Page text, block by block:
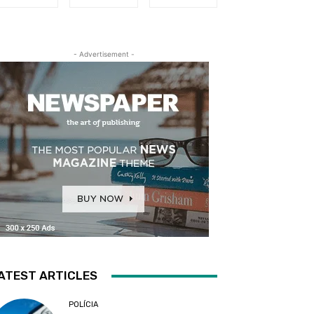
- Advertisement -
ARTICLES
POLÍCIA